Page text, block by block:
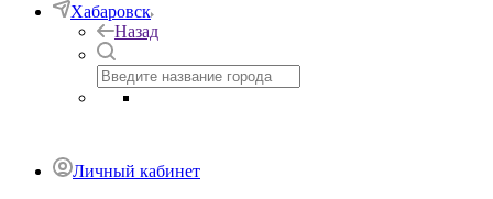
Хабаровск
Назад
Личный кабинет